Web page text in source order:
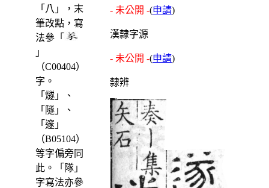
「八」，末
筆改點，寫
法參「
」
（C00404）
字。
「燧」、
「隧」、
「邃」
（B05104）
等字偏旁同
此。「隊」
字寫法亦參
- 未公開 -(申請)
漢隸字源
- 未公開 -(申請)
隸辨